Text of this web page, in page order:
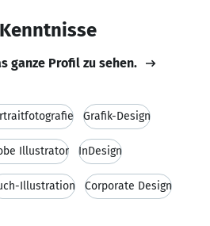
ganze Profil zu sehen.
Grafik-Design
Illustrator InDesign
Illustration Corporate Design